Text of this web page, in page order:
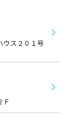
ス２０１号
Ｆ